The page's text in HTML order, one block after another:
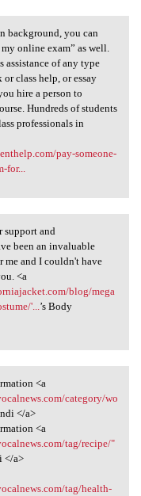
background, you can
online exam” as well.
assistance of any type
class help, or essay
hire a person to
Hundreds of students
professionals in
pay-someone-
for...
your
support and
been an invaluable
me and I couldn't have
<a
blog/mega
'... ’s Body
<a
category/wo
</a>
<a
tag/recipe/"
</a>
tag/health-